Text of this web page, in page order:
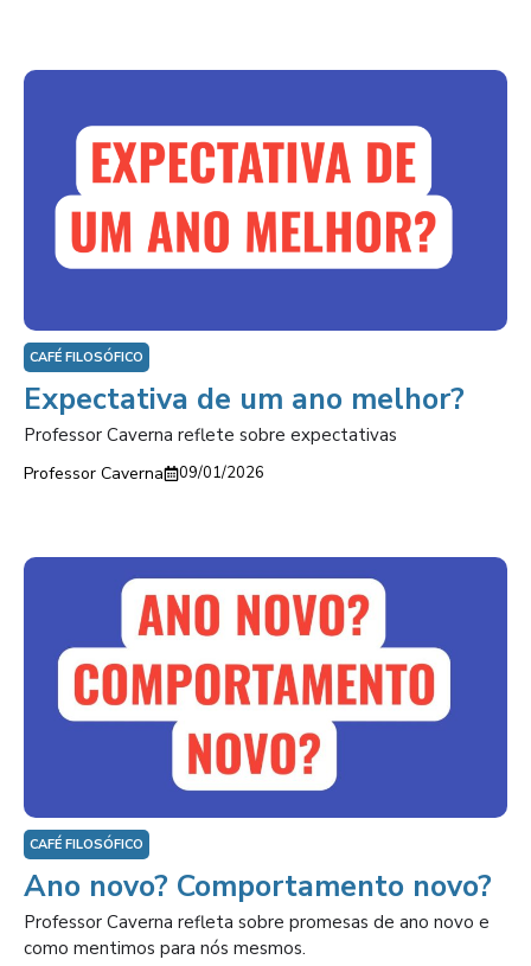
CAFÉ FILOSÓFICO
Expectativa de um ano melhor?
Professor Caverna reflete sobre expectativas
Professor Caverna 09/01/2026
CAFÉ FILOSÓFICO
Ano novo? Comportamento novo?
Professor Caverna refleta sobre promesas de ano novo e
como mentimos para nós mesmos.